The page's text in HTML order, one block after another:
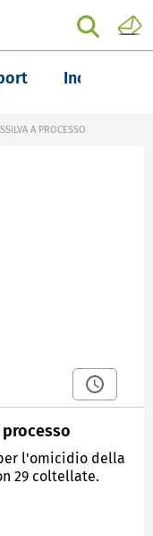
Inchieste
A PROCESSO
l'omicidio della
29 coltellate.